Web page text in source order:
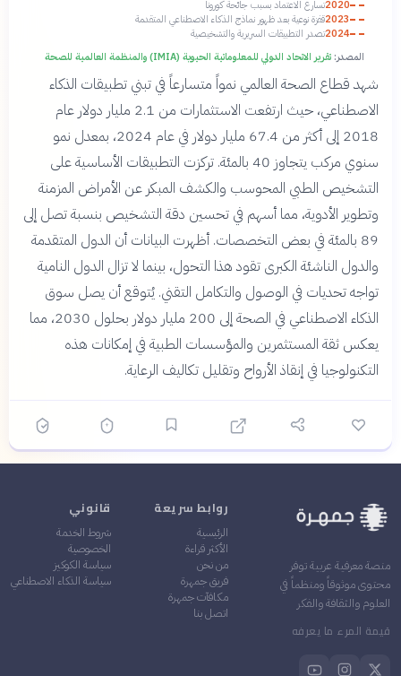
2020تسارع الاعتماد بسبب جائحة كورونا
2023قفزة نوعية بعد ظهور نماذج الذكاء الاصطناعي المتقدمة
2024تصدر التطبيقات السريرية والتشخيصية
المصدر: تقرير الاتحاد الدولي للمعلوماتية الحيوية (IMIA) والمنظمة العالمية للصحة
شهد قطاع الصحة العالمي نمواً متسارعاً في تبني تطبيقات الذكاء
الاصطناعي، حيث ارتفعت الاستثمارات من 2.1 مليار دولار عام
2018 إلى أكثر من 67.4 مليار دولار في عام 2024، بمعدل نمو
سنوي مركب يتجاوز 40 بالمئة. تركزت التطبيقات الأساسية على
التشخيص الطبي المحوسب والكشف المبكر عن الأمراض المزمنة
وتطوير الأدوية، مما أسهم في تحسين دقة التشخيص بنسبة تصل إلى
89 بالمئة في بعض التخصصات. أظهرت البيانات أن الدول المتقدمة
والدول الناشئة الكبرى تقود هذا التحول، بينما لا تزال الدول النامية
تواجه تحديات في الوصول والتكامل التقني. يُتوقع أن يصل سوق
الذكاء الاصطناعي في الصحة إلى 200 مليار دولار بحلول 2030، مما
يعكس ثقة المستثمرين والمؤسسات الطبية في إمكانات هذه
التكنولوجيا في إنقاذ الأرواح وتقليل تكاليف الرعاية.
منصة معرفية عربية توفر
محتوى موثوقاً ومنظماً في
العلوم والثقافة والفكر
قيمة المرء ما يعرفه
روابط سريعة
الرئيسية
الأكثر قراءة
من نحن
فريق جمهرة
مكافآت جمهرة
اتصل بنا
قانوني
شروط الخدمة
الخصوصية
سياسة الكوكيز
سياسة الذكاء الاصطناعي